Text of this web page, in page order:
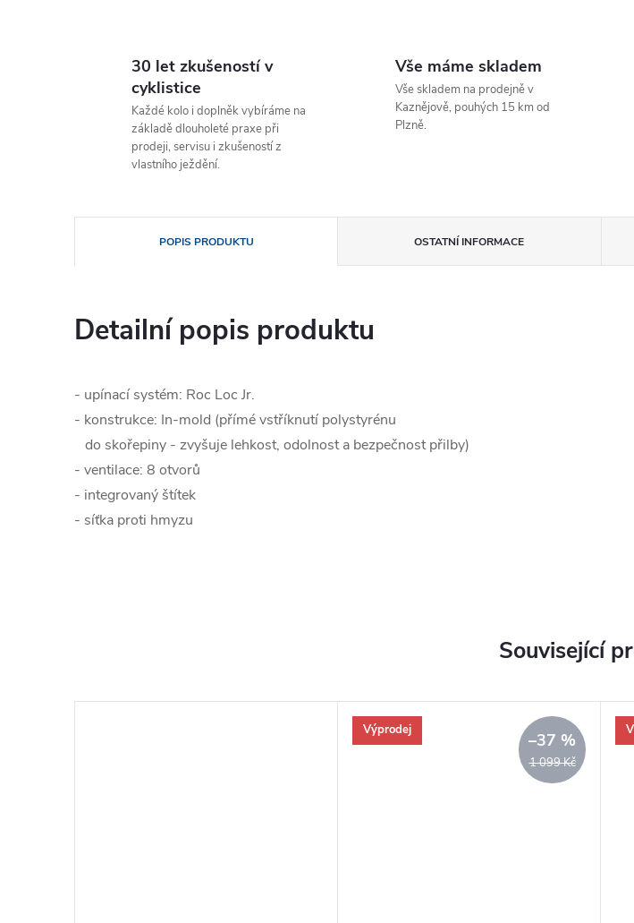
30 let zkušeností v
cyklistice
Každé kolo i doplněk vybíráme na
základě dlouholeté praxe při
prodeji, servisu i zkušeností z
vlastního ježdění.
Vše máme skladem
Vše skladem na prodejně v
Kaznějově, pouhých 15 km od
Plzně.
POPIS PRODUKTU OSTATNÍ INFORMACE
Detailní popis produktu
- upínací systém: Roc Loc Jr.
- konstrukce: In-mold (přímé vstříknutí polystyrénu
do skořepiny - zvyšuje lehkost, odolnost a bezpečnost přilby)
- ventilace: 8 otvorů
- integrovaný štítek
- síťka proti hmyzu
Související
Výprodej
1 099 Kč
–37 %